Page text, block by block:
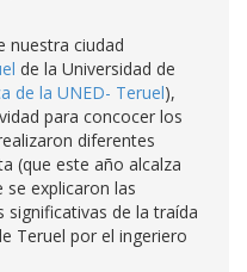
nuestra ciudad
de la Universidad de
de la UNED- Teruel),
para concocer los
diferentes
(que este año alcalza
se explicaron las
de la traída
Teruel por el ingeriero